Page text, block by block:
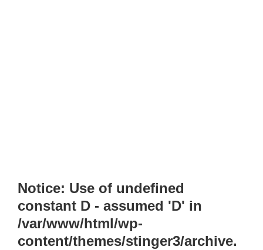
Notice: Use of undefined
constant D - assumed 'D' in
/var/www/html/wp-
content/themes/stinger3/archive.